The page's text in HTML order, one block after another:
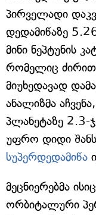
პირველადი
დედამიწაზე
მინი ნეპტუნის
რომელიც
მიუხედავად
ანალიზმა
პლანეტაზე 2.3-
უფრო დიდი
სუპერდედამიწა
მეცნიერებმა
ორბიტალური